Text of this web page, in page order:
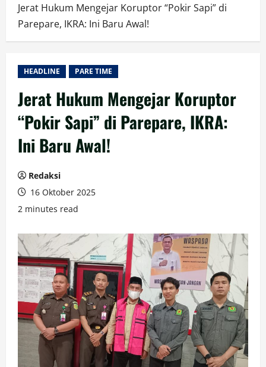
Jerat Hukum Mengejar Koruptor “Pokir Sapi” di
Parepare, IKRA: Ini Baru Awal!
HEADLINE PARE TIME
Jerat Hukum Mengejar Koruptor
“Pokir Sapi” di Parepare, IKRA:
Ini Baru Awal!
Redaksi
16 Oktober 2025
2 minutes read